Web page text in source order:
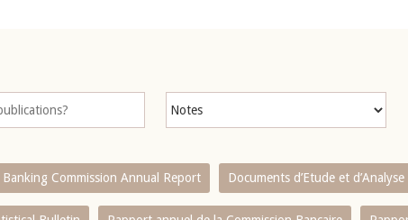
Banking Commission Annual Report Documents d’Etude et